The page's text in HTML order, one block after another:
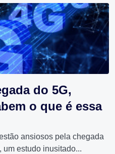
do 5G,
o que é essa
ansiosos pela chegada
um estudo inusitado...